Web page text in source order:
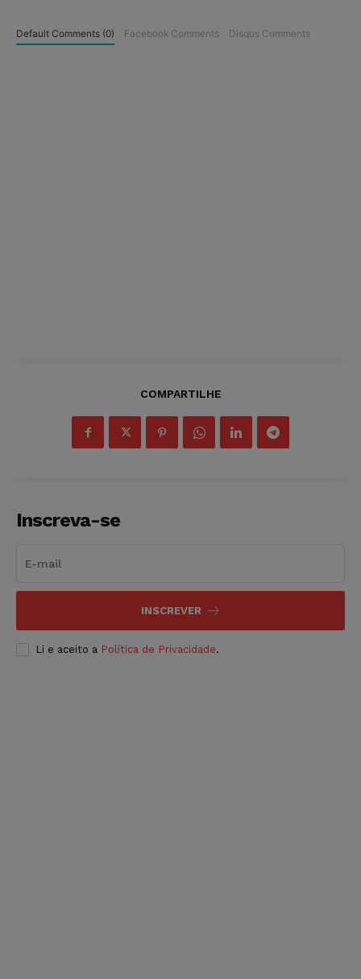
Default Comments (0) Facebook Comments Disqus Comments
COMPARTILHE
Inscreva-se
INSCREVER
Li e aceito a Política de Privacidade.